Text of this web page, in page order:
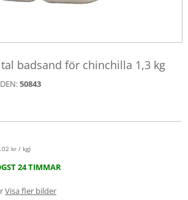
badsand för chinchilla 1,3 kg
50843
kr / kg)
24 TIMMAR
Visa fler bilder